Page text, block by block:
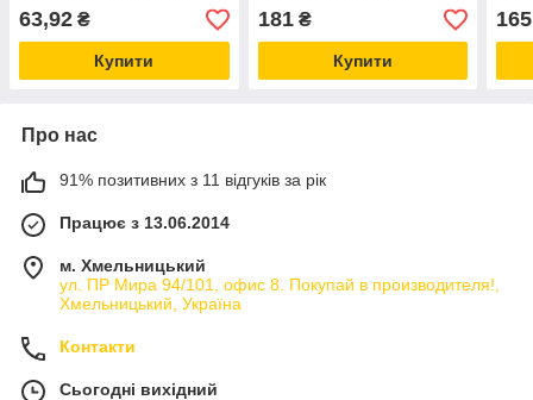
63,92 ₴
Купити
181₴
Купити
165
Про нас
91% позитивних з 11 відгуків за рік
Працює з 13.06.2014
м. Хмельницький
ул. ПР Мира 94/101, офис 8. Покупай в производителя!,
Хмельницький, Україна
Контакти
Сьогодні вихідний